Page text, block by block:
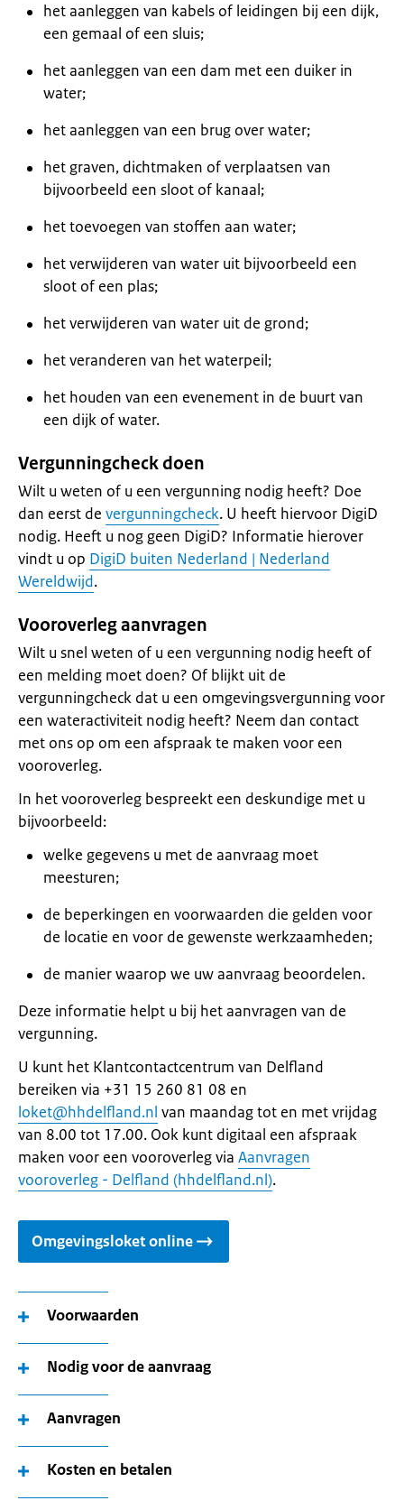
het aanleggen van kabels of leidingen bij een dijk,
een gemaal of een sluis;
het aanleggen van een dam met een duiker in
water;
het aanleggen van een brug over water;
het graven, dichtmaken of verplaatsen van
bijvoorbeeld een sloot of kanaal;
het toevoegen van stoffen aan water;
het verwijderen van water uit bijvoorbeeld een
sloot of een plas;
het verwijderen van water uit de grond;
het veranderen van het waterpeil;
het houden van een evenement in de buurt van
een dijk of water.
Vergunningcheck doen
Wilt u weten of u een vergunning nodig heeft? Doe
dan eerst de vergunningcheck. U heeft hiervoor DigiD
nodig. Heeft u nog geen DigiD? Informatie hierover
vindt u op DigiD buiten Nederland | Nederland
Wereldwijd.
Vooroverleg aanvragen
Wilt u snel weten of u een vergunning nodig heeft of
een melding moet doen? Of blijkt uit de
vergunningcheck dat u een omgevingsvergunning voor
een wateractiviteit nodig heeft? Neem dan contact
met ons op om een afspraak te maken voor een
vooroverleg.
In het vooroverleg bespreekt een deskundige met u
bijvoorbeeld:
welke gegevens u met de aanvraag moet
meesturen;
de beperkingen en voorwaarden die gelden voor
de locatie en voor de gewenste werkzaamheden;
de manier waarop we uw aanvraag beoordelen.
Deze informatie helpt u bij het aanvragen van de
vergunning.
U kunt het Klantcontactcentrum van Delfland
bereiken via +31 15 260 81 08 en
loket@hhdelfland.nl van maandag tot en met vrijdag
van 8.00 tot 17.00. Ook kunt digitaal een afspraak
maken voor een vooroverleg via Aanvragen
vooroverleg - Delfland (hhdelfland.nl).
Omgevingsloket online
Voorwaarden
Nodig voor de aanvraag
Aanvragen
Kosten en betalen